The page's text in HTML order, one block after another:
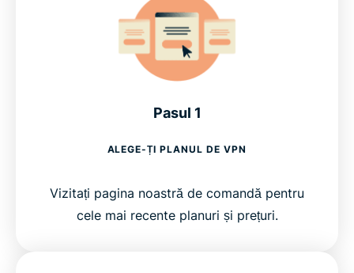
Pasul 1
ALEGE-ȚI PLANUL DE VPN
Vizitați pagina noastră de comandă pentru
cele mai recente planuri și prețuri.